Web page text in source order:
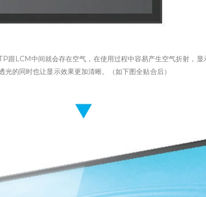
中间就会存在空气，在使用过程中容易产生空气折射，显
的同时也让显示效果更加清晰。（如下图全贴合后）